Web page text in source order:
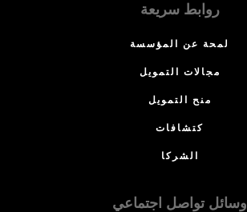
روابط سريعة
لمحة عن المؤسسة
مجالات التمويل
منح التمويل
كتشافات
الشركا
وسائل تواصل اجتماعي